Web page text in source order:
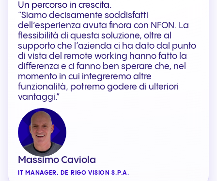
Un percorso in crescita.
“Siamo decisamente soddisfatti
dell’esperienza avuta finora con NFON. La
flessibilità di questa soluzione, oltre al
supporto che l’azienda ci ha dato dal punto
di vista del remote working hanno fatto la
differenza e ci fanno ben sperare che, nel
momento in cui integreremo altre
funzionalità, potremo godere di ulteriori
vantaggi.”
Massimo Caviola
IT MANAGER, DE RIGO VISION S.P.A.